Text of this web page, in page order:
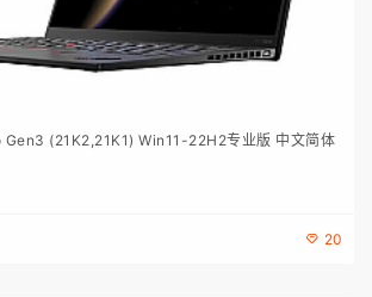
(21K2,21K1) Win11-22H2专业版 中文简体
20